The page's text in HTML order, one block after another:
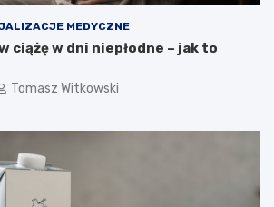
MEDYCZNE
ciążę w dni niepłodne – jak to
Tomasz Witkowski